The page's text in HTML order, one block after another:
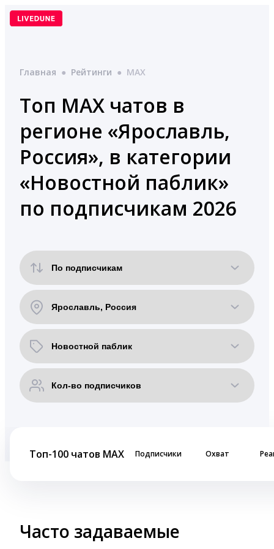
Перейти
Главная ● Рейтинги ● MAX
Топ MAX чатов в
регионе «Ярославль,
Россия», в категории
«Новостной паблик»
по подписчикам 2026
Топ-100 чатов MAX Подписчики Охват
Часто задаваемые